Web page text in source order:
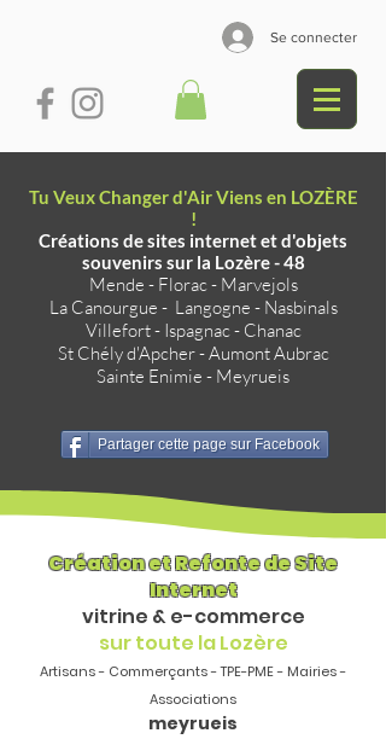
Se connecter
Tu Veux Changer d'Air Viens en LOZÈRE
!
Créations de sites internet et d'objets
souvenirs sur la Lozère - 48
Mende - Florac- Marvejols
La Canourgue - Langogne - Nasbinals
Villefort- Ispagnac- Chanac
St Chély d'Apcher-Aumont Aubrac
Sainte Enimie - Meyrueis
Partager cette page sur Facebook
Création et Refonte de Site
Internet
vitrine & e-commerce
sur toute la Lozère
Artisans - Commerçants - TPE-PME - Mairies -
Associations
meyrueis